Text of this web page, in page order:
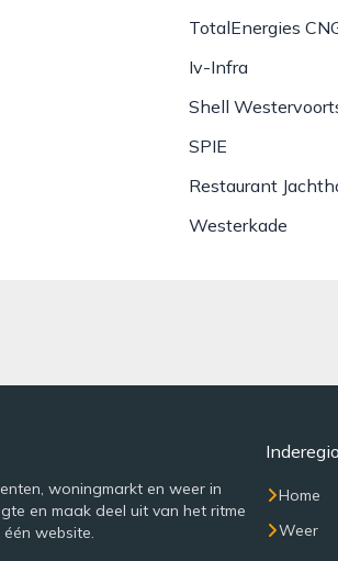
TotalEnergies
Iv-Infra
Shell
SPIE
Restaurant
Westerkade
woningmarkt en weer in
en maak deel uit van het ritme
website.
Inderegio
Home
Weer